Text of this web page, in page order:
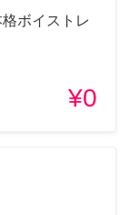
ボイストレ
¥0